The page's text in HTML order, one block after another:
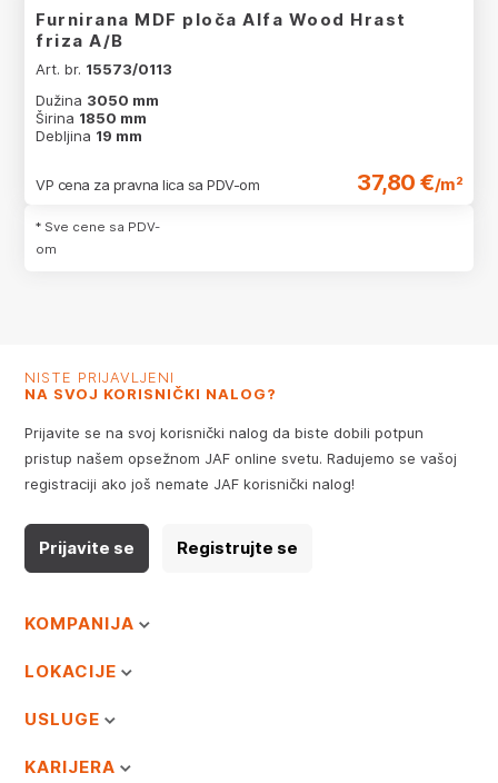
Furnirana MDF ploča Alfa Wood Hrast
friza A/B
Art. br. 15573/0113
Dužina 3050 mm
Širina 1850 mm
Debljina 19 mm
VP cena za pravna lica sa PDV-om 37,80 €/m²
* Sve cene sa PDV-
om
NISTE PRIJAVLJENI
NA SVOJ KORISNIČKI NALOG?
Prijavite se na svoj korisnički nalog da biste dobili potpun
pristup našem opsežnom JAF online svetu. Radujemo se vašoj
registraciji ako još nemate JAF korisnički nalog!
Prijavite se Registrujte se
KOMPANIJA
LOKACIJE
USLUGE
KARIJERA